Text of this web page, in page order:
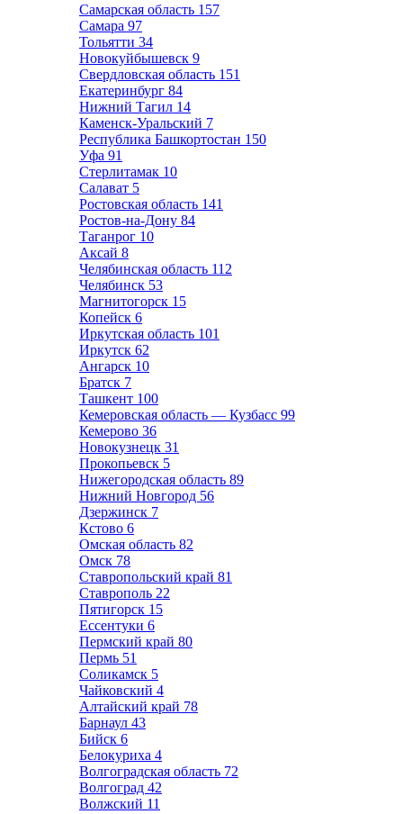
Самарская область 157
Самара 97
Тольятти 34
Новокуйбышевск 9
Свердловская область 151
Екатеринбург 84
Нижний Тагил 14
Каменск-Уральский 7
Республика Башкортостан 150
Уфа 91
Стерлитамак 10
Салават 5
Ростовская область 141
Ростов-на-Дону 84
Таганрог 10
Аксай 8
Челябинская область 112
Челябинск 53
Магнитогорск 15
Копейск 6
Иркутская область 101
Иркутск 62
Ангарск 10
Братск 7
Ташкент 100
Кемеровская область — Кузбасс 99
Кемерово 36
Новокузнецк 31
Прокопьевск 5
Нижегородская область 89
Нижний Новгород 56
Дзержинск 7
Кстово 6
Омская область 82
Омск 78
Ставропольский край 81
Ставрополь 22
Пятигорск 15
Ессентуки 6
Пермский край 80
Пермь 51
Соликамск 5
Чайковский 4
Алтайский край 78
Барнаул 43
Бийск 6
Белокуриха 4
Волгоградская область 72
Волгоград 42
Волжский 11